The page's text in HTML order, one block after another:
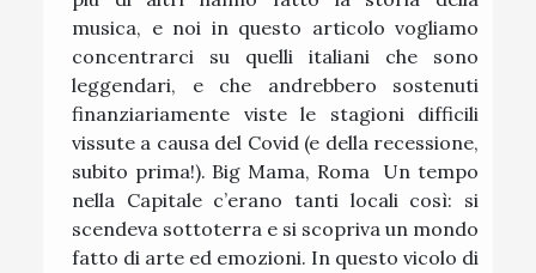
musica, e noi in questo articolo vogliamo
concentrarci su quelli italiani che sono
leggendari, e che andrebbero sostenuti
finanziariamente viste le stagioni difficili
vissute a causa del Covid (e della recessione,
subito prima!). Big Mama, Roma Un tempo
nella Capitale c’erano tanti locali così: si
scendeva sottoterra e si scopriva un mondo
fatto di arte ed emozioni. In questo vicolo di